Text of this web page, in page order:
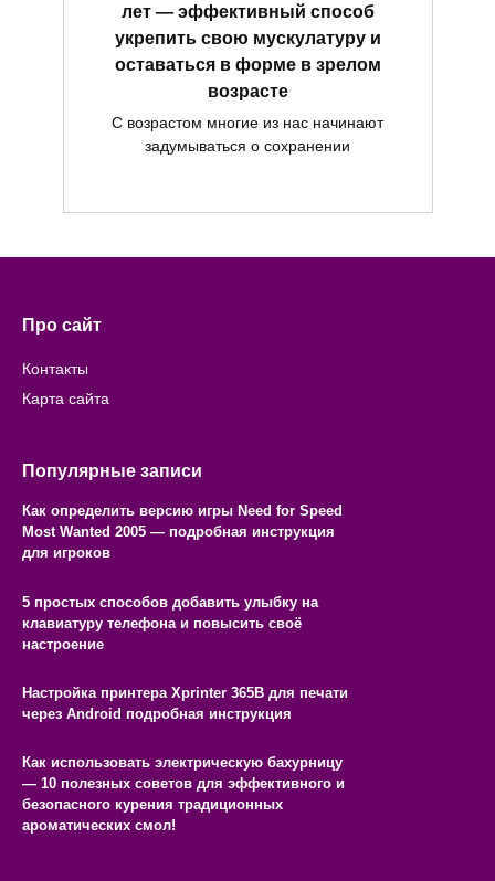
лет — эффективный способ
укрепить свою мускулатуру и
оставаться в форме в зрелом
возрасте
С возрастом многие из нас начинают
задумываться о сохранении
Про сайт
Контакты
Карта сайта
Популярные записи
Как определить версию игры Need for Speed
Most Wanted 2005 — подробная инструкция
для игроков
5 простых способов добавить улыбку на
клавиатуру телефона и повысить своё
настроение
Настройка принтера Xprinter 365B для печати
через Android подробная инструкция
Как использовать электрическую бахурницу
— 10 полезных советов для эффективного и
безопасного курения традиционных
ароматических смол!